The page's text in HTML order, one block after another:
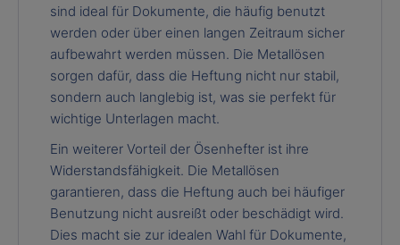
sind ideal für Dokumente, die häufig benutzt
werden oder über einen langen Zeitraum sicher
aufbewahrt werden müssen. Die Metallösen
sorgen dafür, dass die Heftung nicht nur stabil,
sondern auch langlebig ist, was sie perfekt für
wichtige Unterlagen macht.
Ein weiterer Vorteil der Ösenhefter ist ihre
Widerstandsfähigkeit. Die Metallösen
garantieren, dass die Heftung auch bei häufiger
Benutzung nicht ausreißt oder beschädigt wird.
Dies macht sie zur idealen Wahl für Dokumente,